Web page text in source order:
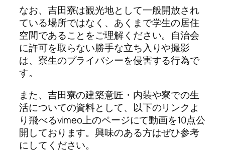
なお、吉田寮は観光地として一般開放され
ている場所ではなく、あくまで学生の居住
空間であることをご理解ください。自治会
に許可を取らない勝手な立ち入りや撮影
は、寮生のプライバシーを侵害する行為で
す。
また、吉田寮の建築意匠・内装や寮での生
活についての資料として、以下のリンクよ
り飛べるvimeo上のページにて動画を10点公
開しております。興味のある方はぜひ参考
にしてください。